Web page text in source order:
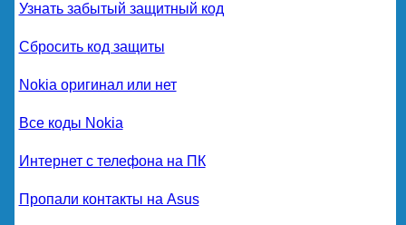
Узнать забытый защитный код
Сбросить код защиты
Nokia оригинал или нет
Все коды Nokia
Интернет с телефона на ПК
Пропали контакты на Asus